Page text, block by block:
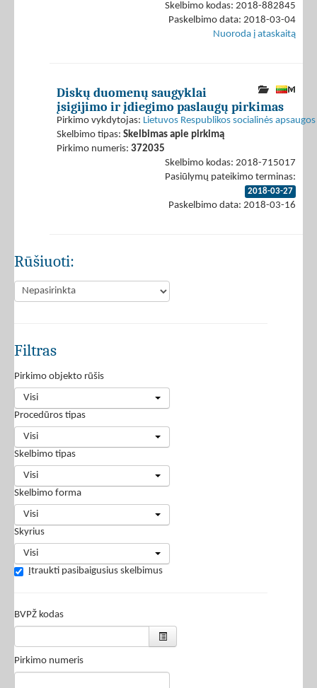
Skelbimo kodas: 2018-882845
Paskelbimo data: 2018-03-04
Nuoroda į ataskaitą
Diskų duomenų saugyklai
įsigijimo ir įdiegimo paslaugų pirkimas
Pirkimo vykdytojas: Lietuvos Respublikos socialinės
Skelbimo tipas: Skelbimas apie pirkimą
Pirkimo numeris: 372035
Skelbimo kodas: 2018-715017
Pasiūlymų pateikimo terminas:
2018-03-27
Paskelbimo data: 2018-03-16
Rūšiuoti:
Filtras
Pirkimo objekto rūšis
Visi
Procedūros tipas
Visi
Skelbimo tipas
Visi
Skelbimo forma
Visi
Skyrius
Visi
Įtraukti pasibaigusius skelbimus
BVPŽ kodas
Pirkimo numeris